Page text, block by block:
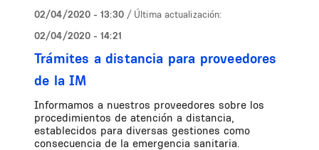
02/04/2020 - 13:30 / Última actualización:
02/04/2020 - 14:21
Trámites a distancia para proveedores
de la IM
Informamos a nuestros proveedores sobre los
procedimientos de atención a distancia,
establecidos para diversas gestiones como
consecuencia de la emergencia sanitaria.